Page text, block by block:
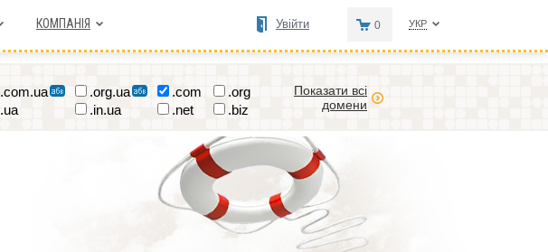
КОМПАНІЯ УКР
0
Увійти
.com.ua .org.ua .com
.org
.ua
.in.ua .net .biz
Показати всі
домени